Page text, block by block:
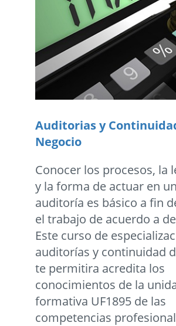
Auditorias y
Negocio
Conocer los procesos, la
y la forma de actuar en
auditoría es básico a fin
el trabajo de acuerdo a
Este curso de
auditorías y continuidad
te permitira acredita los
conocimientos de la
formativa UF1895 de las
competencias